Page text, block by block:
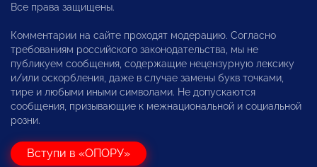
Все права защищены.
Комментарии на сайте проходят модерацию. Согласно
требованиям российского законодательства, мы не
публикуем сообщения, содержащие нецензурную лексику
и/или оскорбления, даже в случае замены букв точками,
тире и любыми иными символами. Не допускаются
сообщения, призывающие к межнациональной и социальной
розни.
Вступи в «ОПОРУ»